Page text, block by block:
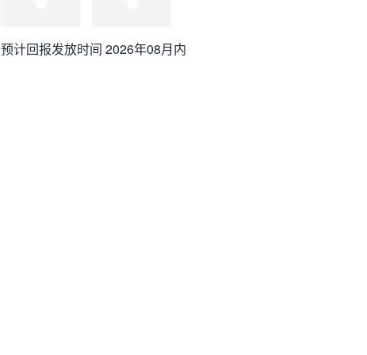
预计回报发放时间 2026年08月内